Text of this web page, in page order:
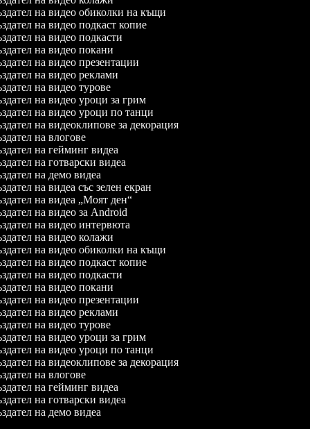
на видео обиколки на къщи
на видео подкаст копие
на видео подкасти
на видео покани
на видео презентации
на видео реклами
на видео турове
на видео уроци за грим
на видео уроци по танци
на видеоклипове за декорация
на влогове
на гейминг видеа
на готварски видеа
на демо видеа
на видеа със зелен екран
на видеа „Моят ден“
на видео за Android
на видео интервюта
на видео колажи
на видео обиколки на къщи
на видео подкаст копие
на видео подкасти
на видео покани
на видео презентации
на видео реклами
на видео турове
на видео уроци за грим
на видео уроци по танци
на видеоклипове за декорация
на влогове
на гейминг видеа
на готварски видеа
на демо видеа